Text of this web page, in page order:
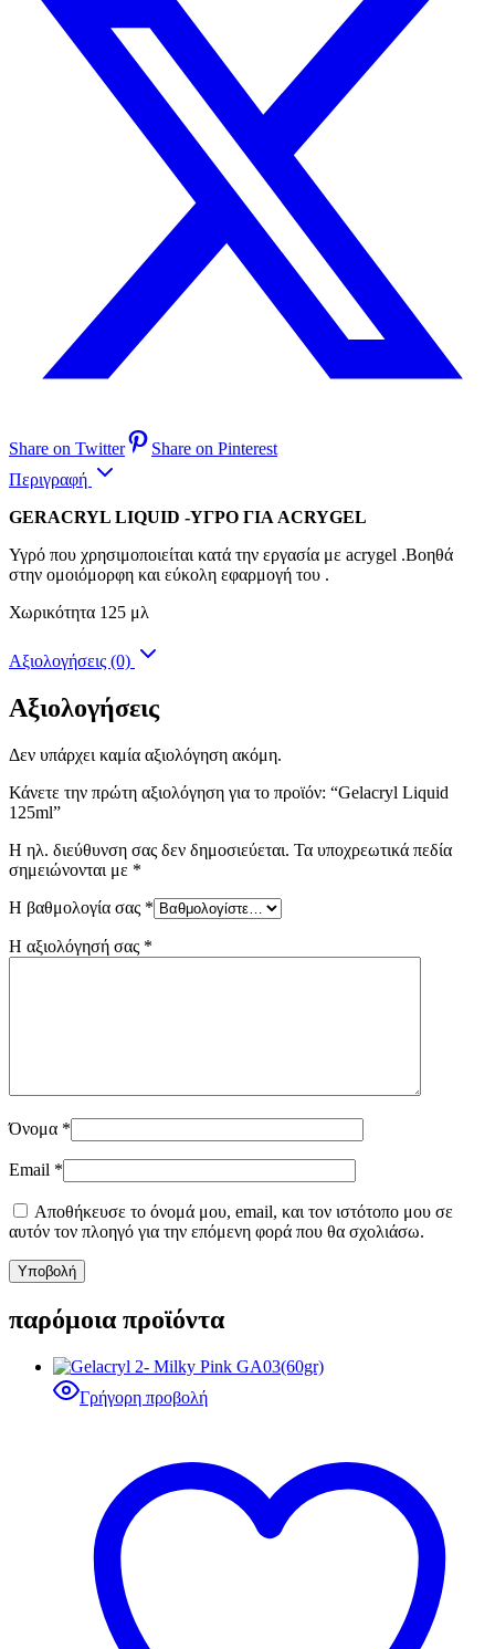
Share on Twitter
Share on Pinterest
Περιγραφή
GERACRYL LIQUID -ΥΓΡΟ ΓΙΑ ACRYGEL
Υγρό που χρησιμοποιείται κατά την εργασία με acrygel .Βοηθά
στην ομοιόμορφη και εύκολη εφαρμογή του .
Χωρικότητα 125 μλ
Αξιολογήσεις (0)
Αξιολογήσεις
Δεν υπάρχει καμία αξιολόγηση ακόμη.
Κάνετε την πρώτη αξιολόγηση για το προϊόν: “Gelacryl Liquid
125ml”
Η ηλ. διεύθυνση σας δεν δημοσιεύεται. Τα υποχρεωτικά πεδία
σημειώνονται με *
Η βαθμολογία σας *
Η αξιολόγησή σας *
Όνομα *
Email *
Αποθήκευσε το όνομά μου, email, και τον ιστότοπο μου σε
αυτόν τον πλοηγό για την επόμενη φορά που θα σχολιάσω.
παρόμοια προϊόντα
Γρήγορη προβολή